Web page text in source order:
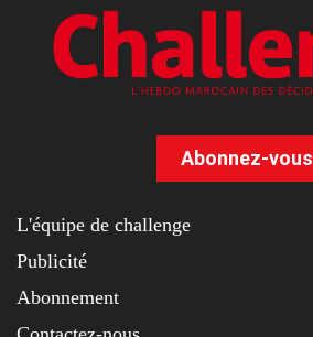
Abonnez-vous
L'équipe de challenge
Publicité
Abonnement